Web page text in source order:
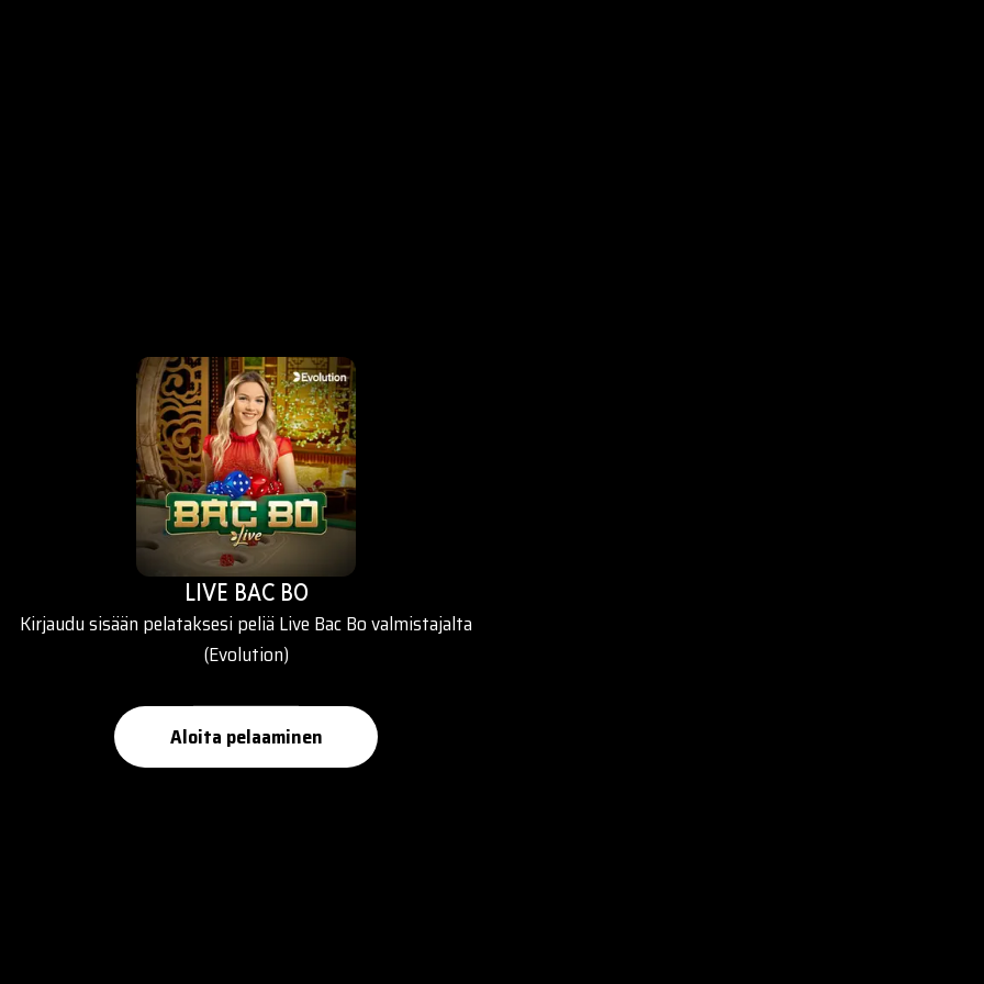
LIVE BAC BO
Kirjaudu sisään pelataksesi peliä Live Bac Bo valmistajalta
(Evolution)
Aloita pelaaminen